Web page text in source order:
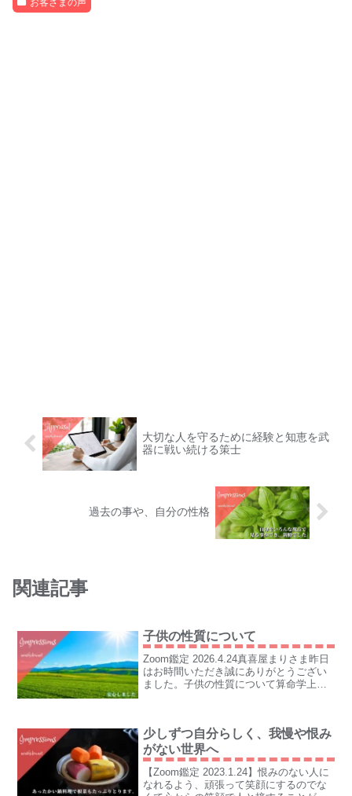
お客さまの声
大切な人を守るために経験と知恵を武
器に戦い続ける策士
過去の事や、自分の性格
関連記事
子供の性質について
Zoom鑑定 2026.4.24真喜屋まりさま昨日
はお時間いただき誠にありがとうござい
ました。子供の性質について算命学上も
少しずつ自分らしく、我慢や恨み
がない世界へ
【Zoom鑑定 2023.1.24】恨みのない人に
なれるよう、頑張って笑顔にするのでな